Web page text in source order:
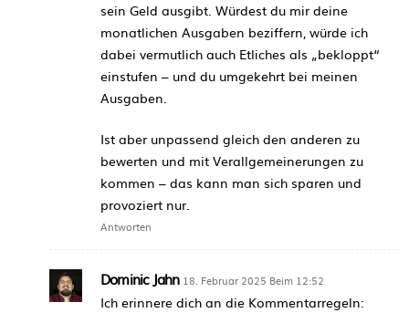
sein Geld ausgibt. Würdest du mir deine
monatlichen Ausgaben beziffern, würde ich
dabei vermutlich auch Etliches als „bekloppt“
einstufen – und du umgekehrt bei meinen
Ausgaben.
Ist aber unpassend gleich den anderen zu
bewerten und mit Verallgemeinerungen zu
kommen – das kann man sich sparen und
provoziert nur.
Antworten
Dominic Jahn 18. Februar 2025 Beim 12:52
Ich erinnere dich an die Kommentarregeln: